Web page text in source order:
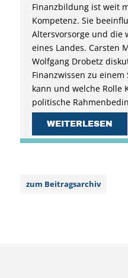
Finanzbildung ist weit
Kompetenz. Sie
Altersvorsorge und die
eines Landes. Carsten
Wolfgang Drobetz
Finanzwissen zu
kann und welche Rolle
politische
WEITERLESEN
zum Beitragsarchiv